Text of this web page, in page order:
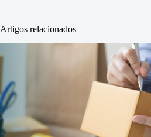
Artigos relacionados